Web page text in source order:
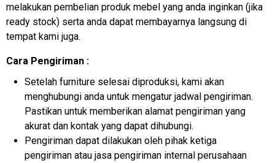
melakukan pembelian produk mebel yang anda inginkan (jika
ready stock) serta anda dapat membayarnya langsung di
tempat kami juga.
Cara Pengiriman :
Setelah furniture selesai diproduksi, kami akan
menghubungi anda untuk mengatur jadwal pengiriman.
Pastikan untuk memberikan alamat pengiriman yang
akurat dan kontak yang dapat dihubungi.
Pengiriman dapat dilakukan oleh pihak ketiga
pengiriman atau jasa pengiriman internal perusahaan